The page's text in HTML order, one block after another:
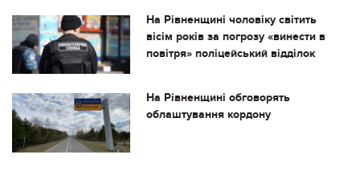
На Рівненщині чоловіку світить
вісім років за погрозу «винести в
повітря» поліцейський відділок
На Рівненщині обговорять
облаштування кордону